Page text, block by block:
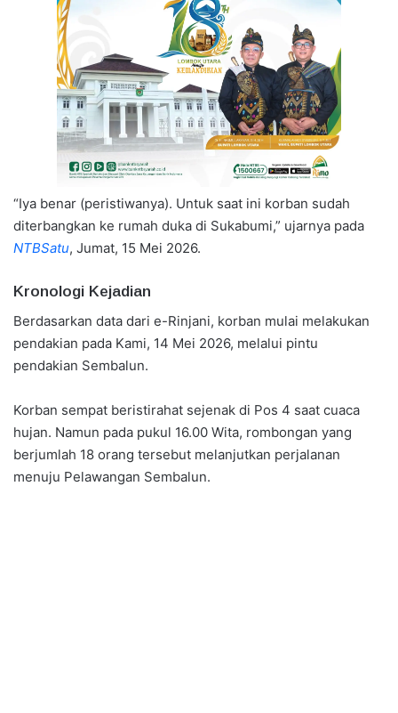
“Iya benar (peristiwanya). Untuk saat ini korban sudah
diterbangkan ke rumah duka di Sukabumi,” ujarnya pada
NTBSatu, Jumat, 15 Mei 2026.
Kronologi Kejadian
Berdasarkan data dari e-Rinjani, korban mulai melakukan
pendakian pada Kami, 14 Mei 2026, melalui pintu
pendakian Sembalun.
Korban sempat beristirahat sejenak di Pos 4 saat cuaca
hujan. Namun pada pukul 16.00 Wita, rombongan yang
berjumlah 18 orang tersebut melanjutkan perjalanan
menuju Pelawangan Sembalun.